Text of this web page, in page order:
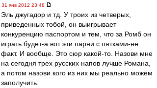
31 янв 2012 23:48
Эль джугадор и тд. У троих из четверых,
приведенных тобой, он выигрывает
конкуренцию паспортом и тем, что за Ромб он
играть будет-а вот эти парни с пятками-не
факт. И вообще. Это сюр какой-то. Назови мне
на сегодня трех русских напов лучше Романа,
а потом назови кого из них мы реально можем
заполучить.